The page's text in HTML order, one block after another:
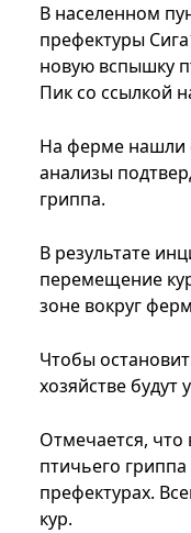
В населенном
префектуры
новую вспышку
Пик со ссылкой
На ферме нашли
анализы
гриппа.
В результате
перемещение
зоне вокруг
Чтобы
хозяйстве
Отмечается, что
птичьего
префектурах.
кур.